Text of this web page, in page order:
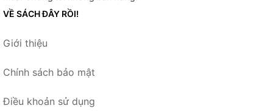
VỀ SÁCH ĐÂY RỒI!
Giới thiệu
Chính sách bảo mật
Điều khoản sử dụng